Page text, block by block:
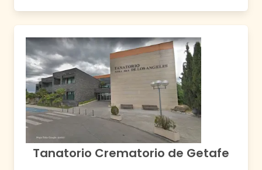
Tanatorio Crematorio de Getafe